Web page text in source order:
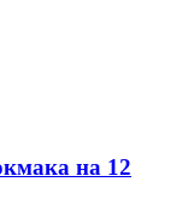
на 12